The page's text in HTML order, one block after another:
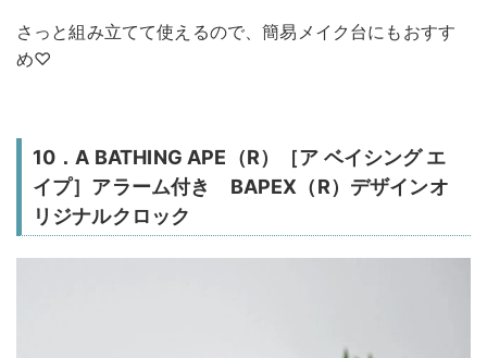
さっと組み立てて使えるので、簡易メイク台にもおすす
め♡
10．A BATHING APE（R）［ア ベイシング エ
イプ］アラーム付き BAPEX（R）デザインオ
リジナルクロック